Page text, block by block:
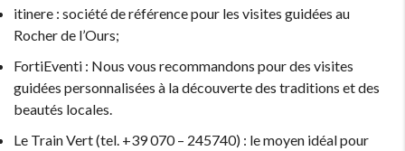
itinere : société de référence pour les visites guidées au
Rocher de l’Ours;
FortiEventi : Nous vous recommandons pour des visites
guidées personnalisées à la découverte des traditions et des
beautés locales.
Le Train Vert (tel. +39 070 – 245740) : le moyen idéal pour